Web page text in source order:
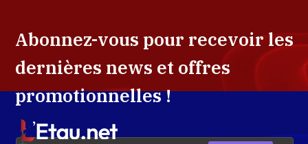
Abonnez-vous pour recevoir les
dernières news et offres
promotionnelles !